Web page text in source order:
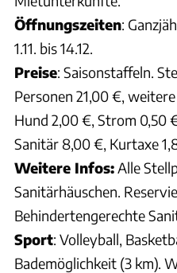
Öffnungszeiten:
1.11. bis 14.12.
Preise: Saisonstaffeln.
Personen 21,00 €, weitere
Hund 2,00 €, Strom 0,50
Sanitär 8,00 €, Kurtaxe
Weitere Infos: Alle
Sanitärhäuschen.
Behindertengerechte
Sport: Volleyball,
Bademöglichkeit (3 km).